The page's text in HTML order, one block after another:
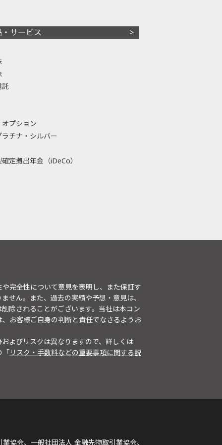
・サービス
託
プション
ラチナ・シルバー
定拠出年金（iDeCo）
完全性について意見を表明し、また保証す
せん。また、過去の実績や予想・意見は、
除されることがございます。当社は本コン
お客様ご自身の判断と責任でなさるようお
よびリスクは異なりますので、詳しくは
「リスク・手数料などの重要事項に関する説
協会、一般社団法人 金融先物取引業協会、